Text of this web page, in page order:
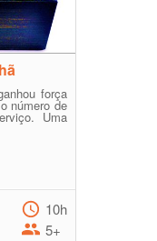
força
número de
Uma
10h
5+